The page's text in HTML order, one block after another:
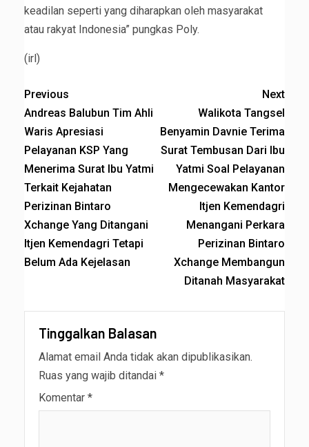
keadilan seperti yang diharapkan oleh masyarakat
atau rakyat Indonesia” pungkas Poly.
(irl)
Previous
Andreas Balubun Tim Ahli
Waris Apresiasi
Pelayanan KSP Yang
Menerima Surat Ibu Yatmi
Terkait Kejahatan
Perizinan Bintaro
Xchange Yang Ditangani
Itjen Kemendagri Tetapi
Belum Ada Kejelasan
Next
Walikota Tangsel
Benyamin Davnie Terima
Surat Tembusan Dari Ibu
Yatmi Soal Pelayanan
Mengecewakan Kantor
Itjen Kemendagri
Menangani Perkara
Perizinan Bintaro
Xchange Membangun
Ditanah Masyarakat
Tinggalkan Balasan
Alamat email Anda tidak akan dipublikasikan.
Ruas yang wajib ditandai *
Komentar *